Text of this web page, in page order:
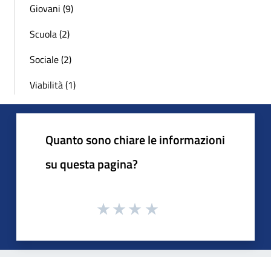
Giovani (9)
Scuola (2)
Sociale (2)
Viabilità (1)
Quanto sono chiare le informazioni
su questa pagina?